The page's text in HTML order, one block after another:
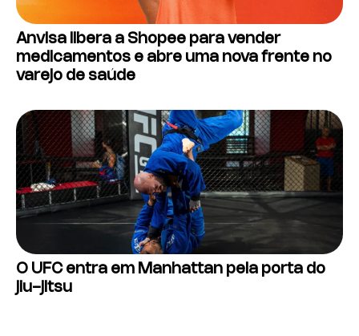
Anvisa libera a Shopee para vender
medicamentos e abre uma nova frente no
varejo de saúde
O UFC entra em Manhattan pela porta do
jiu-jitsu